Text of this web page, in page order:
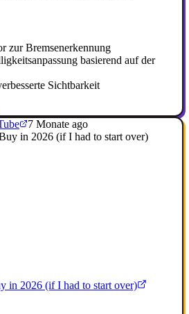
zur Bremsenerkennung
basierend auf der
Sichtbarkeit
7 Monate ago
in 2026 (if I had to start over)